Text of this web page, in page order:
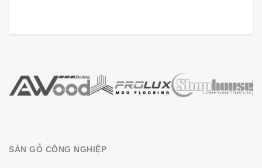
SÀN GỖ CÔNG NGHIỆP